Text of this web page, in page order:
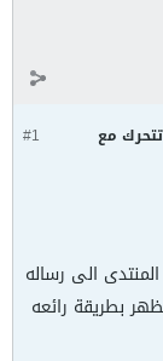
#1
تتحرك مع
الى رساله
بطريقة رائعه